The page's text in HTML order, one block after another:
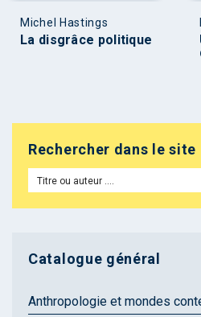
Michel Hastings
La disgrâce politique
Rechercher dans le site
Catalogue général
Anthropologie et mondes